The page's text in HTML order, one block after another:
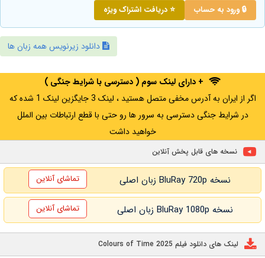
🔒 ورود به حساب ⭐ دریافت اشتراک ویژه
دانلود زیرنویس همه زبان ها
+ دارای لینک سوم ( دسترسی با شرایط جنگی )
اگر از ایران به آدرس مخفی متصل هستید ، لینک 3 جایگزین لینک 1 شده که
در شرایط جنگی دسترسی به سرور ها رو حتی با قطع ارتباطات بین الملل
خواهید داشت
نسخه های قابل پخش آنلاین
نسخه BluRay 720p زبان اصلی تماشای آنلاین
نسخه BluRay 1080p زبان اصلی تماشای آنلاین
لینک های دانلود فیلم Colours of Time 2025